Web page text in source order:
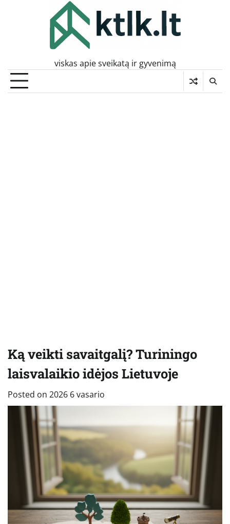
viskas apie sveikatą ir gyvenimą
Ką veikti savaitgalį? Turiningo
laisvalaikio idėjos Lietuvoje
Posted on 2026 6 vasario